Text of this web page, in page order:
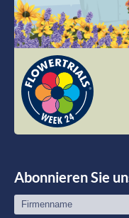
Abonnieren Sie